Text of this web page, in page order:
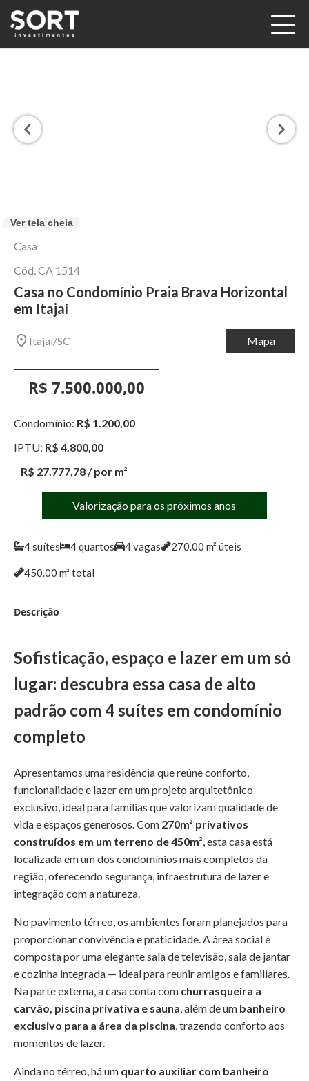
Ver tela cheia
Casa
Cód.CA 1514
Casa no Condomínio Praia Brava Horizontal
em Itajaí
Itajaí/SC Mapa
R$ 7.500.000,00
Condomínio: R$ 1.200,00
IPTU: R$ 4.800,00
R$ 27.777,78 / por m²
Valorização para os próximos anos
4suítes 4quartos 4vagas 270.00 m² úteis
450.00 m² total
Descrição
Sofisticação, espaço e lazer em um só
lugar: descubra essa casa de alto
padrão com 4 suítes em condomínio
completo
Apresentamos uma residência que reúne conforto,
funcionalidade e lazer em um projeto arquitetônico
exclusivo, ideal para famílias que valorizam qualidade de
vida e espaços generosos. Com 270m² privativos
construídos em um terreno de 450m² , esta casa está
localizada em um dos condomínios mais completos da
região, oferecendo segurança, infraestrutura de lazer e
integração com a natureza.
No pavimento térreo, os ambientes foram planejados para
proporcionar convivência e praticidade. A área social é
composta por uma elegante sala de televisão, sala de jantar
e cozinha integrada — ideal para reunir amigos e familiares.
Na parte externa, a casa conta com churrasqueira a
carvão, piscina privativa e sauna , além de um banheiro
exclusivo para a área da piscina , trazendo conforto aos
momentos de lazer.
Ainda no térreo, há um quarto auxiliar com banheiro